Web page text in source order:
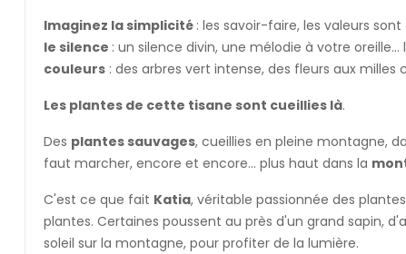
Imaginez la simplicité : les savoir-faire, les valeurs
le silence : un silence divin, une mélodie à votre
couleurs : des arbres vert intense, des fleurs aux
Les plantes de cette tisane sont cueillies là.
Des plantes sauvages, cueillies en pleine montagne,
faut marcher, encore et encore... plus haut dans la
C'est ce que fait Katia, véritable passionnée des
plantes. Certaines poussent au près d'un grand sapin,
soleil sur la montagne, pour profiter de la lumière.